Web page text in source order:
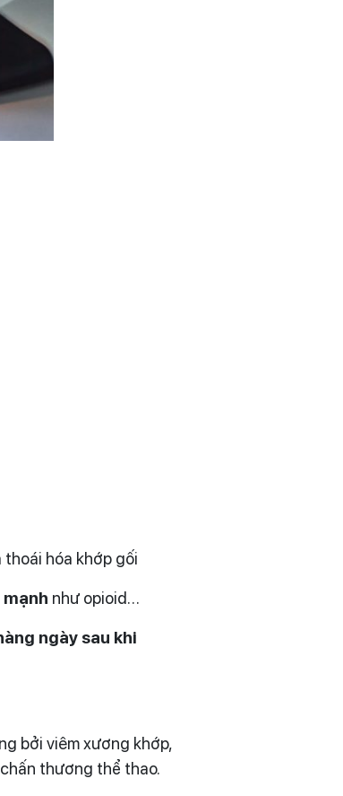
thoái hóa khớp gối
như opioid…
ngày sau khi
bởi viêm xương khớp,
thương thể thao.